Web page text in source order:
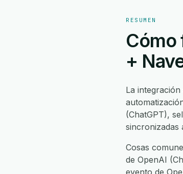
RESUMEN
Cómo
+
La
(ChatGPT),
sincronizadas
Cosas
de OpenAI
evento de